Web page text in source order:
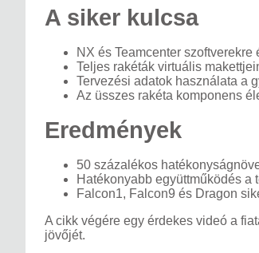
A siker kulcsa
NX és Teamcenter
Teljes rakéták virtuális
Tervezési adatok használata a
Az üsszes rakéta komponens
Eredmények
50 százalékos
Hatékonyabb együttműködés a
Falcon1, Falcon9 és Dragon
A cikk végére egy érdekes videó a
jövőjét.